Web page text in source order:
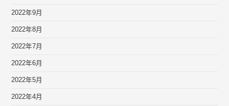
2022年9月
2022年8月
2022年7月
2022年6月
2022年5月
2022年4月